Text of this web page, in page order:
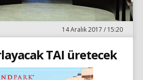
14 Aralık 2017 / 15:20
TAI üretecek